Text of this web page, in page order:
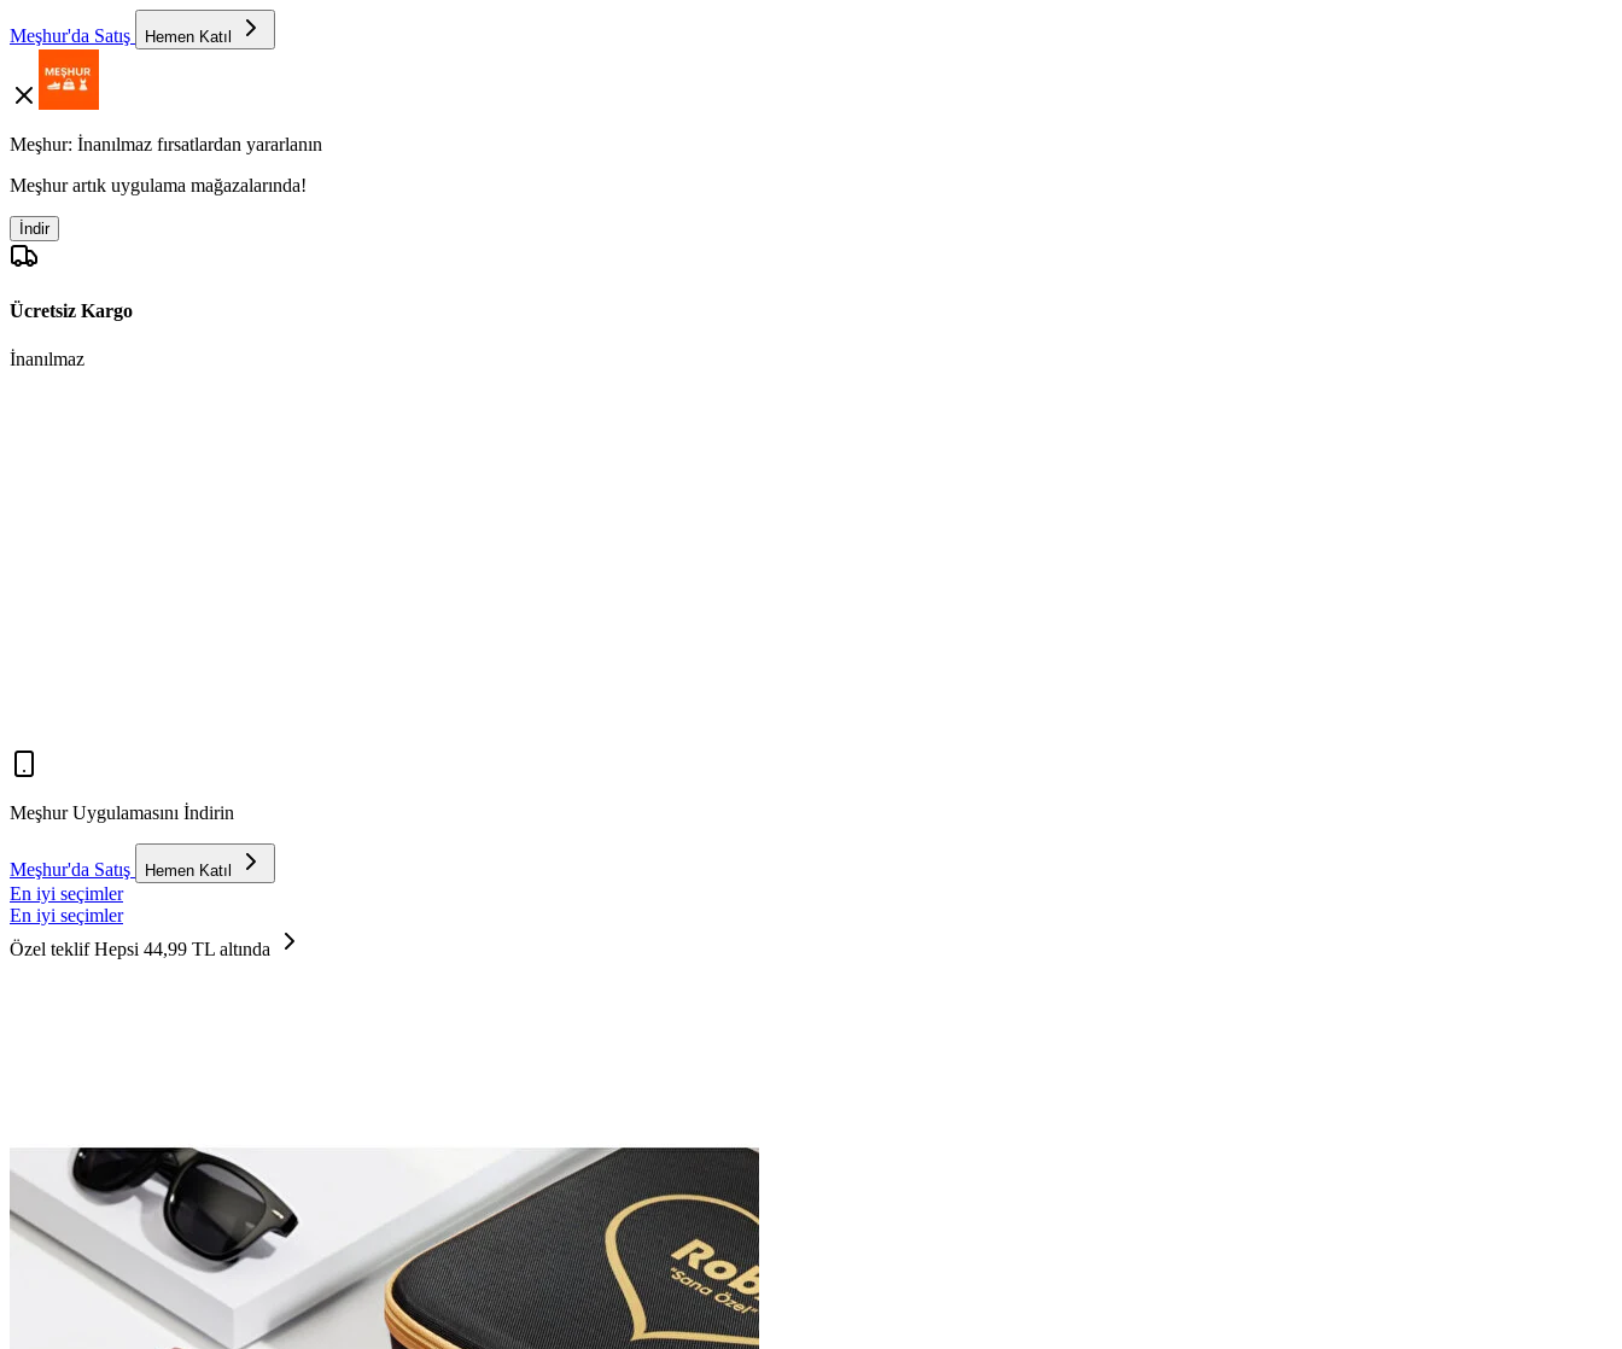
Meşhur'da Satış Hemen Katıl
Meşhur: İnanılmaz fırsatlardan yararlanın
Meşhur artık uygulama mağazalarında!
İndir
Ücretsiz Kargo
İnanılmaz
Meşhur Uygulamasını İndirin
Meşhur'da Satış Hemen Katıl
En iyi seçimler
En iyi seçimler
Özel teklif Hepsi 44,99 TL altında